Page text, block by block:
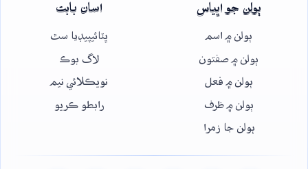
ٻولن جو اڀياس
ٻولن ۾ اسم
ٻولن ۾ صفتون
ٻولن ۾ فعل
ٻولن ۾ ظرف
ٻولن جا زمرا
اسان بابت
ڀٽائيپيڊيا سٿ
لاگ بوڪ
نويڪلائي نيم
رابطو ڪريو